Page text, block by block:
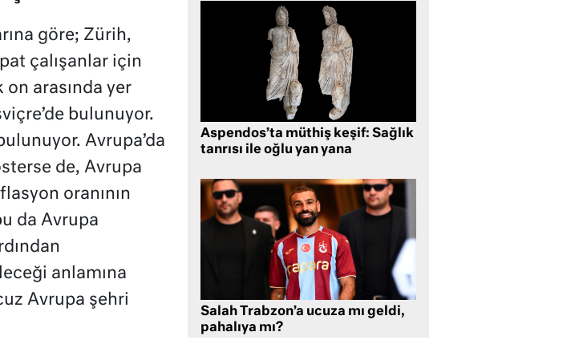
göre; Zürih,
çalışanlar için
on arasında yer
bulunuyor.
Avrupa’da
de, Avrupa
oranının
da Avrupa
anlamına
Avrupa şehri
Aspendos’ta müthiş keşif: Sağlık
tanrısı ile oğlu yan yana
Salah Trabzon’a ucuza mı geldi,
pahalıya mı?